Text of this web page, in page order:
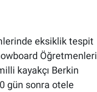
eksiklik tespit
Öğretmenleri
kayakçı Berkin
gün sonra otele